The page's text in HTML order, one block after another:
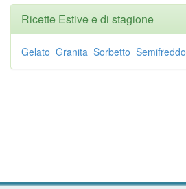
Ricette Estive e di stagione
Gelato Granita Sorbetto Semifreddo